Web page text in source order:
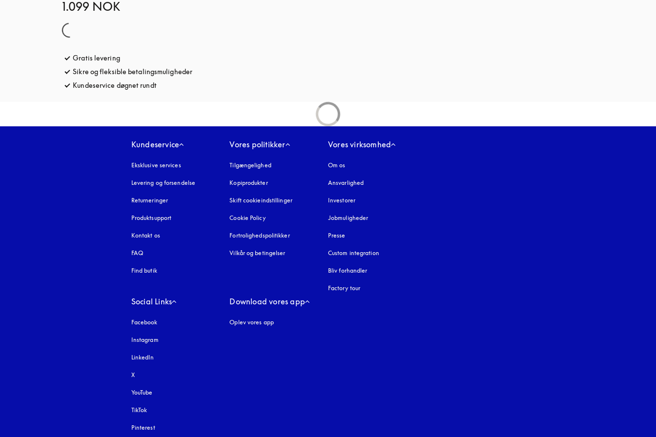
1.099 NOK
Gratis leveringåbnes under en ny fane
Sikre og fleksible betalingsmuligheder
Kundeservice døgnet rundtåbnes under en ny fane
Kundeservice
Eksklusive services
Levering og forsendelse
Returneringer
Produktsupport
Kontakt os
FAQ
Find butik
Vores politikker
Tilgængelighedåbnes under en ny fane
Kopiprodukteråbnes under en ny fane
Skift cookieindstillinger
Cookie Policyåbnes under en ny fane
Fortrolighedspolitikkeråbnes under en ny fane
Vilkår og betingelser
Vores virksomhed
Om os
Ansvarlighed
Investorer
Jobmuligheder
Presse
Custom integration
Bliv forhandler
Factory tour
Social Links
Facebook
Instagram
LinkedIn
X
YouTube
TikTok
Pinterest
Download vores app
Oplev vores app